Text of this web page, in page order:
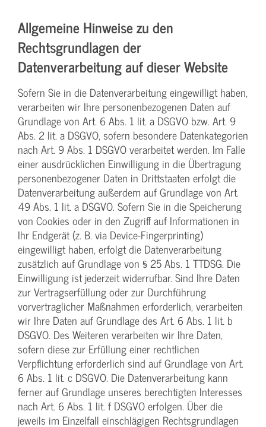
Allgemeine Hinweise zu den
Rechtsgrundlagen der
Datenverarbeitung auf dieser Website
Sofern Sie in die Datenverarbeitung eingewilligt haben,
verarbeiten wir Ihre personenbezogenen Daten auf
Grundlage von Art. 6 Abs. 1 lit. a DSGVO bzw. Art. 9
Abs. 2 lit. a DSGVO, sofern besondere Datenkategorien
nach Art. 9 Abs. 1 DSGVO verarbeitet werden. Im Falle
einer ausdrücklichen Einwilligung in die Übertragung
personenbezogener Daten in Drittstaaten erfolgt die
Datenverarbeitung außerdem auf Grundlage von Art.
49 Abs. 1 lit. a DSGVO. Sofern Sie in die Speicherung
von Cookies oder in den Zugriff auf Informationen in
Ihr Endgerät (z. B. via Device-Fingerprinting)
eingewilligt haben, erfolgt die Datenverarbeitung
zusätzlich auf Grundlage von § 25 Abs. 1 TTDSG. Die
Einwilligung ist jederzeit widerrufbar. Sind Ihre Daten
zur Vertragserfüllung oder zur Durchführung
vorvertraglicher Maßnahmen erforderlich, verarbeiten
wir Ihre Daten auf Grundlage des Art. 6 Abs. 1 lit. b
DSGVO. Des Weiteren verarbeiten wir Ihre Daten,
sofern diese zur Erfüllung einer rechtlichen
Verpflichtung erforderlich sind auf Grundlage von Art.
6 Abs. 1 lit. c DSGVO. Die Datenverarbeitung kann
ferner auf Grundlage unseres berechtigten Interesses
nach Art. 6 Abs. 1 lit. f DSGVO erfolgen. Über die
jeweils im Einzelfall einschlägigen Rechtsgrundlagen